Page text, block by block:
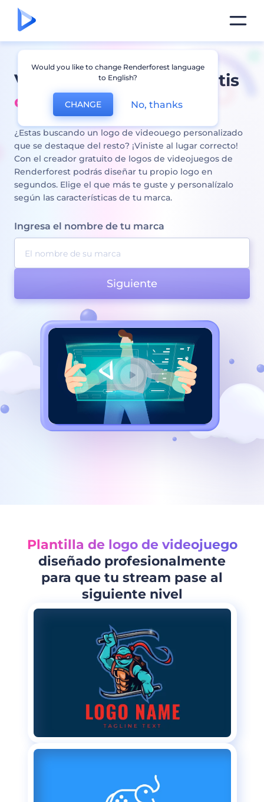
Videojuego en línea gratis
creador de logos
¿Estas buscando un logo de videouego personalizado
que se destaque del resto? ¡Viniste al lugar correcto!
Con el creador gratuito de logos de videojuegos de
Renderforest podrás diseñar tu propio logo en
segundos. Elige el que más te guste y personalízalo
según las características de tu marca.
Ingresa el nombre de tu marca
Siguiente
Plantilla de logo de videojuego
diseñado profesionalmente
para que tu stream pase al
siguiente nivel
Would you like to change Renderforest language
to English?
CHANGE No, thanks